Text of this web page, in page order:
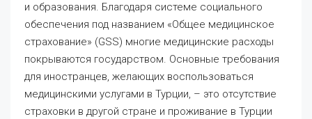
и образования. Благодаря системе социального
обеспечения под названием «Общее медицинское
страхование» (GSS) многие медицинские расходы
покрываются государством. Основные требования
для иностранцев, желающих воспользоваться
медицинскими услугами в Турции, – это отсутствие
страховки в другой стране и проживание в Турции